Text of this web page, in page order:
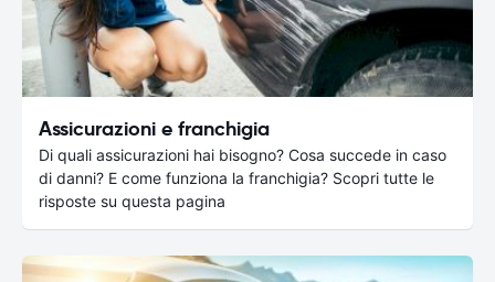
Assicurazioni e franchigia
Di quali assicurazioni hai bisogno? Cosa succede in caso
di danni? E come funziona la franchigia? Scopri tutte le
risposte su questa pagina